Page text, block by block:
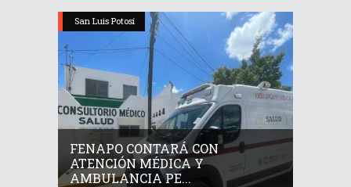
San Luis Potosí
FENAPO CONTARÁ CON
ATENCIÓN MÉDICA Y
AMBULANCIA PE...